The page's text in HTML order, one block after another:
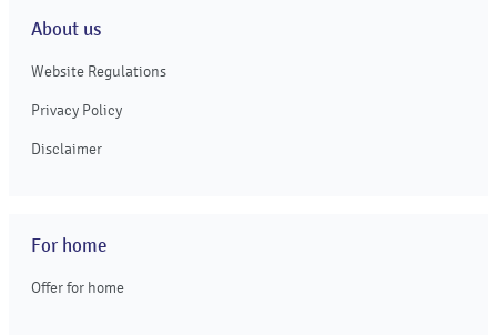
About us
Website Regulations
Privacy Policy
Disclaimer
For home
Offer for home